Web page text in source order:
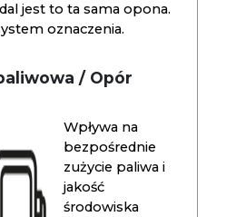
jest to ta sama opona.
oznaczenia.
/ Opór
Wpływa na
bezpośrednie
zużycie paliwa i
jakość
środowiska